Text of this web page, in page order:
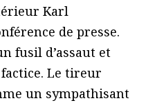
Karl
de presse.
fusil d’assaut et
Le tireur
un sympathisant